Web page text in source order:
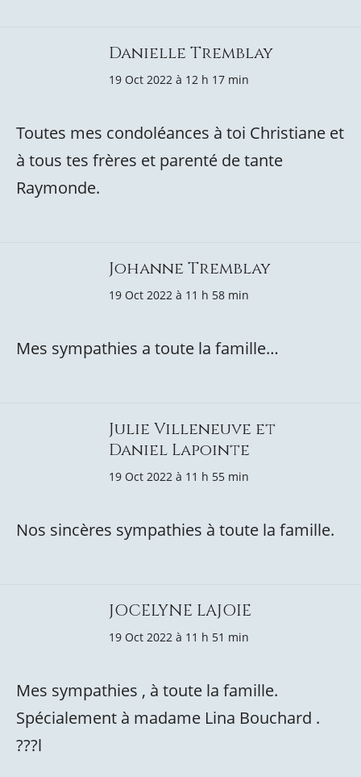
Danielle Tremblay
19 Oct 2022 à 12 h 17 min
Toutes mes condoléances à toi Christiane et
à tous tes frères et parenté de tante
Raymonde.
Johanne Tremblay
19 Oct 2022 à 11 h 58 min
Mes sympathies a toute la famille…
Julie Villeneuve et
Daniel Lapointe
19 Oct 2022 à 11 h 55 min
Nos sincères sympathies à toute la famille.
JOCELYNE LAJOIE
19 Oct 2022 à 11 h 51 min
Mes sympathies , à toute la famille.
Spécialement à madame Lina Bouchard .
???l